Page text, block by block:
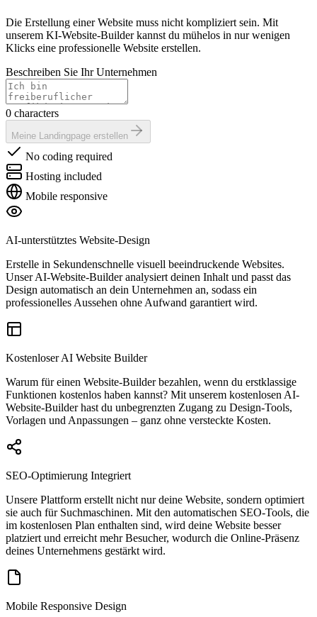
Die Erstellung einer Website muss nicht kompliziert sein. Mit
unserem KI-Website-Builder kannst du mühelos in nur wenigen
Klicks eine professionelle Website erstellen.
Beschreiben Sie Ihr Unternehmen
0 characters
Meine Landingpage erstellen
No coding required
Hosting included
Mobile responsive
AI-unterstütztes Website-Design
Erstelle in Sekundenschnelle visuell beeindruckende Websites.
Unser AI-Website-Builder analysiert deinen Inhalt und passt das
Design automatisch an dein Unternehmen an, sodass ein
professionelles Aussehen ohne Aufwand garantiert wird.
Kostenloser AI Website Builder
Warum für einen Website-Builder bezahlen, wenn du erstklassige
Funktionen kostenlos haben kannst? Mit unserem kostenlosen AI-
Website-Builder hast du unbegrenzten Zugang zu Design-Tools,
Vorlagen und Anpassungen – ganz ohne versteckte Kosten.
SEO-Optimierung Integriert
Unsere Plattform erstellt nicht nur deine Website, sondern optimiert
sie auch für Suchmaschinen. Mit den automatischen SEO-Tools, die
im kostenlosen Plan enthalten sind, wird deine Website besser
platziert und erreicht mehr Besucher, wodurch die Online-Präsenz
deines Unternehmens gestärkt wird.
Mobile Responsive Design